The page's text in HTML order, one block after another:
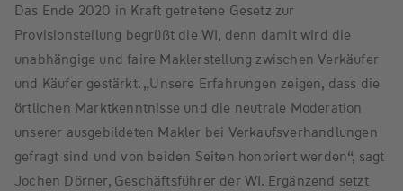
Das Ende 2020 in Kraft getretene Gesetz zur
Provisionsteilung begrüßt die WI, denn damit wird die
unabhängige und faire Maklerstellung zwischen Verkäufer
und Käufer gestärkt. „Unsere Erfahrungen zeigen, dass die
örtlichen Marktkenntnisse und die neutrale Moderation
unserer ausgebildeten Makler bei Verkaufsverhandlungen
gefragt sind und von beiden Seiten honoriert werden“, sagt
Jochen Dörner, Geschäftsführer der WI. Ergänzend setzt